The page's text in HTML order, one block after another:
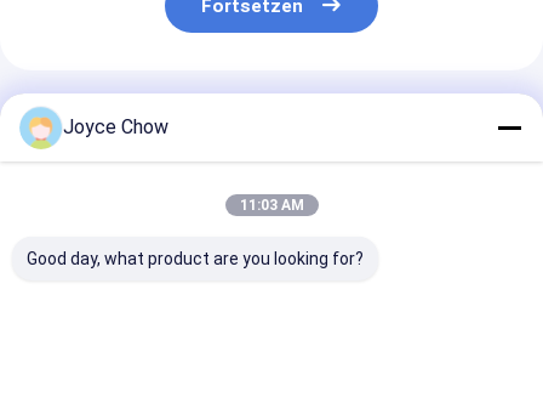
Fortsetzen
Empfohlene Produkte
Joyce Chow
11:03 AM
Good day, what product are you looking for?